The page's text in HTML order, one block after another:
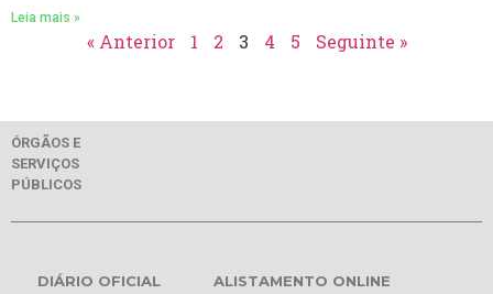
Leia mais »
« Anterior 1 2 3 4 5 Seguinte »
ÓRGÃOS E
SERVIÇOS
PÚBLICOS
DIÁRIO OFICIAL ALISTAMENTO ONLINE